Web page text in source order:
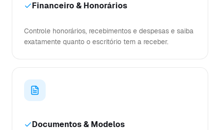
Financeiro & Honorários
Controle honorários, recebimentos e despesas e saiba
exatamente quanto o escritório tem a receber.
Documentos & Modelos